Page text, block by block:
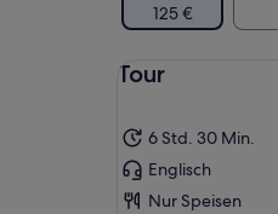
125 €
Tour
6 Std. 30 Min.
Englisch
Nur Speisen